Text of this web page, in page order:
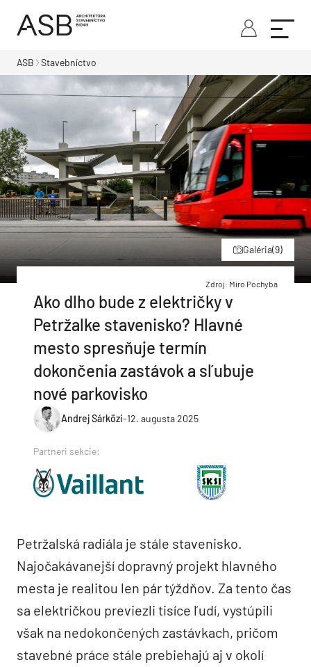
ASB Stavebníctvo
Galéria(9)
Zdroj: Miro Pochyba
Ako dlho bude z električky v
Petržalke stavenisko? Hlavné
mesto spresňuje termín
dokončenia zastávok a sľubuje
nové parkovisko
Andrej Sárközi-12. augusta 2025
Partneri sekcie:
Petržalská radiála je stále stavenisko.
Najočakávanejší dopravný projekt hlavného
mesta je realitou len pár týždňov. Za tento čas
sa električkou previezli tisíce ľudí, vystúpili
však na nedokončených zastávkach, pričom
stavebné práce stále prebiehajú aj v okolí